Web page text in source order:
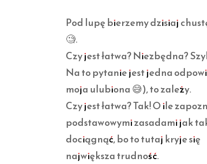
Pod lupę bierzemy dzisiaj
🧐.
Czy jest łatwa? Niezbędna?
Na to pytanie jest jedna
moja ulubiona 😅), to zależy.
Czy jest łatwa? Tak! O ile
podstawowymi zasadami jak
dociągnąć, bo to tutaj kryje się
największa trudność.